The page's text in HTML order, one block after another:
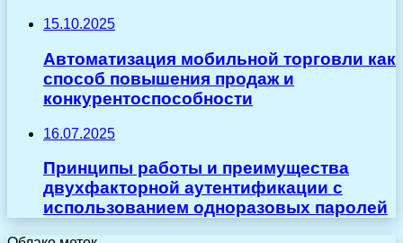
15.10.2025
Автоматизация мобильной торговли как
способ повышения продаж и
конкурентоспособности
16.07.2025
Принципы работы и преимущества
двухфакторной аутентификации с
использованием одноразовых паролей